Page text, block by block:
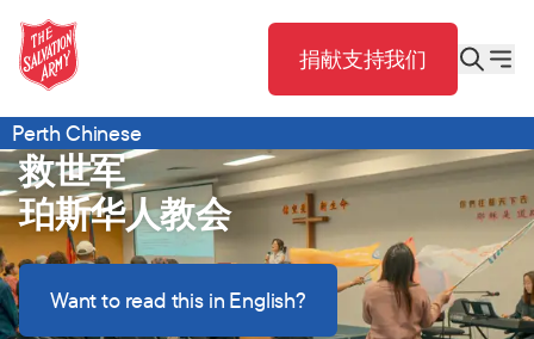
捐献支持我们
Perth Chinese
救世军
珀斯华人教会
Want to read this in English?